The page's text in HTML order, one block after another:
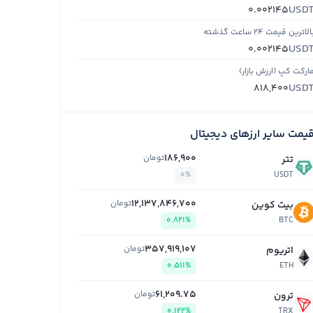
0.002145
قیمت ۲۴ ساعت گذشته
0.002145
مارکت کپ (ارزش بازار)
818,400
قیمت سایر ارزهای دیجیتال
تتر
USDT
186,900تومان
0%
بیت کوین
BTC
12,137,846,700تومان
0.821%
اتریوم
ETH
357,919,107تومان
0.511%
ترون 61,209.75تومان